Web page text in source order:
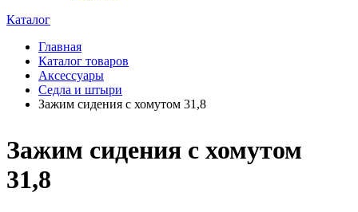
Каталог
Главная
Каталог товаров
Аксессуары
Седла и штыри
Зажим сидения с хомутом 31,8
Зажим сидения с хомутом
31,8